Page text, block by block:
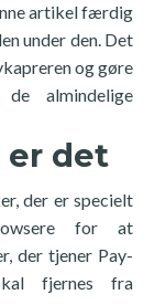
artikel færdig
under den. Det
og gøre
almindelige
er det
der er specielt
for at
der tjener Pay-
fjernes fra